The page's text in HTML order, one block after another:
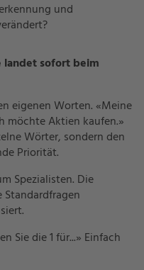
und
landet sofort beim
eigenen Worten. «Meine
möchte Aktien kaufen.»
Wörter, sondern den
Priorität.
Spezialisten. Die
Sie die 1 für...» Einfach